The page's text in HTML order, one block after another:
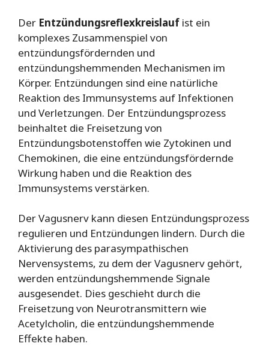
Der Entzündungsreflexkreislauf ist ein
komplexes Zusammenspiel von
entzündungsfördernden und
entzündungshemmenden Mechanismen im
Körper. Entzündungen sind eine natürliche
Reaktion des Immunsystems auf Infektionen
und Verletzungen. Der Entzündungsprozess
beinhaltet die Freisetzung von
Entzündungsbotenstoffen wie Zytokinen und
Chemokinen, die eine entzündungsfördernde
Wirkung haben und die Reaktion des
Immunsystems verstärken.
Der Vagusnerv kann diesen Entzündungsprozess
regulieren und Entzündungen lindern. Durch die
Aktivierung des parasympathischen
Nervensystems, zu dem der Vagusnerv gehört,
werden entzündungshemmende Signale
ausgesendet. Dies geschieht durch die
Freisetzung von Neurotransmittern wie
Acetylcholin, die entzündungshemmende
Effekte haben.